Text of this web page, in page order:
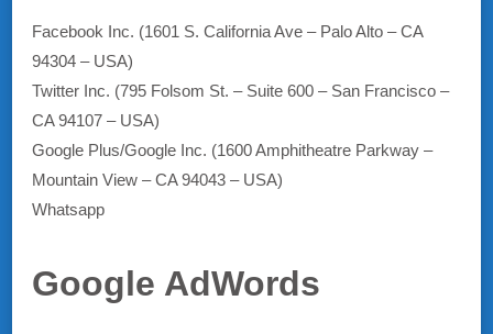
Facebook Inc. (1601 S. California Ave – Palo Alto – CA
94304 – USA)
Twitter Inc. (795 Folsom St. – Suite 600 – San Francisco –
CA 94107 – USA)
Google Plus/Google Inc. (1600 Amphitheatre Parkway –
Mountain View – CA 94043 – USA)
Whatsapp
Google AdWords